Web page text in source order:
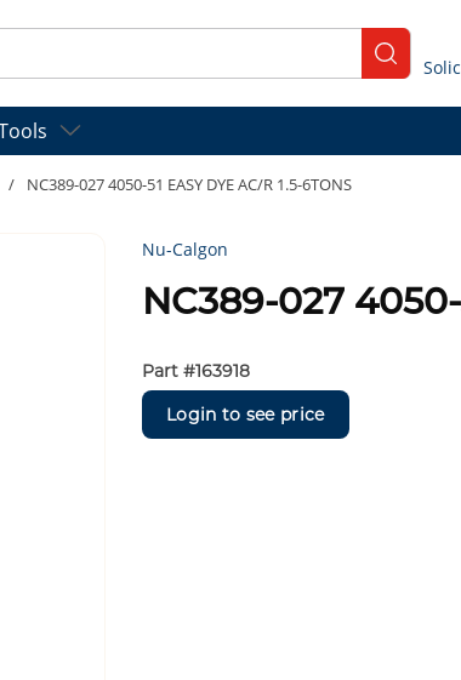
submit
/ NC389-027 4050-51 EASY DYE AC/R 1.5-6TONS
Nu-Calgon
NC389-027 4050-
Part #163918
Login to see price